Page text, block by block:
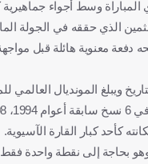
وسط أجواء جماهيرية
الذي حققه في الجولة
منحه دفعة معنوية هائلة قبل
ويبلغ المونديال العالمي
بحاجة إلى نقطة واحدة